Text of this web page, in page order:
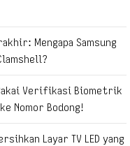
Mengapa Samsung
Verifikasi Biometrik
Nomor Bodong!
Layar TV LED yang